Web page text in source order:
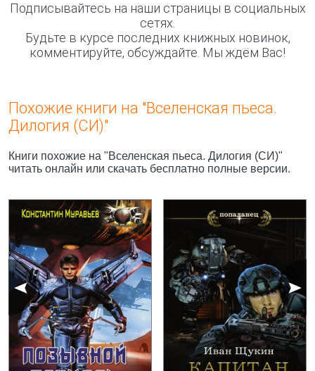
Подписывайтесь на наши страницы в социальных
сетях.
Будьте в курсе последних книжных новинок,
комментируйте, обсуждайте. Мы ждём Вас!
Похожие книги на "Вселенская пьеса.
Дилогия (СИ)"
Книги похожие на "Вселенская пьеса. Дилогия (СИ)"
читать онлайн или скачать бесплатно полные версии.